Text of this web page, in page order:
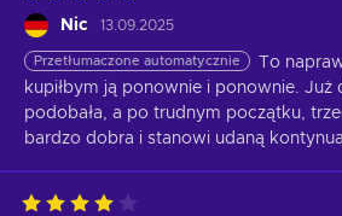
Nic 13.09.2025
Przetłumaczone automatycznie
To
kupiłbym ją ponownie i ponownie. Już
podobała, a po trudnym początku,
bardzo dobra i stanowi udaną